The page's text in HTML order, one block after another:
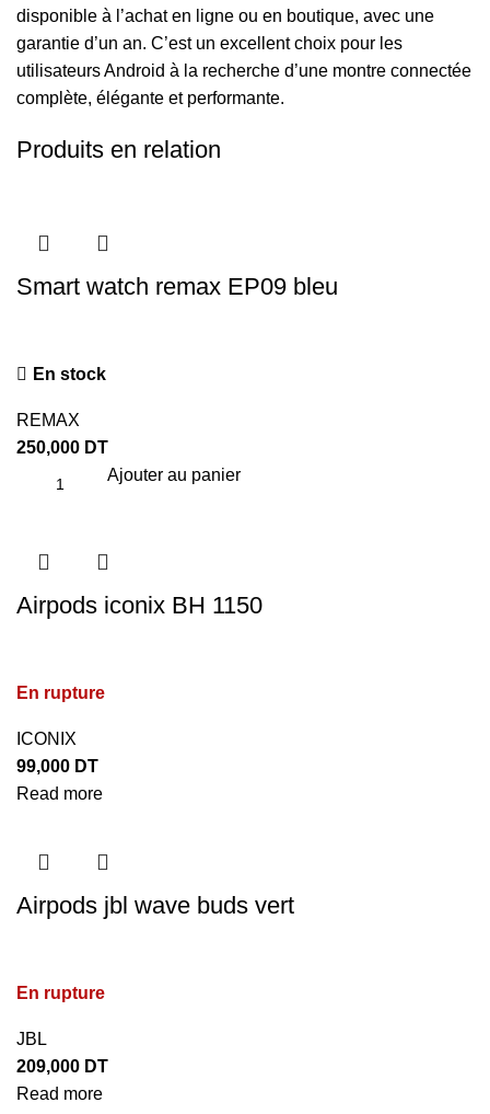
disponible à l’achat en ligne ou en boutique, avec une
garantie d’un an. C’est un excellent choix pour les
utilisateurs Android à la recherche d’une montre connectée
complète, élégante et performante.
Produits en relation
Smart watch remax EP09 bleu
En stock
REMAX
250,000 DT
Ajouter au panier
Airpods iconix BH 1150
En rupture
ICONIX
99,000 DT
Read more
Airpods jbl wave buds vert
En rupture
JBL
209,000 DT
Read more